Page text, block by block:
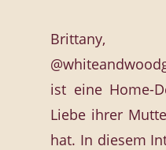
Brittany,
ist eine Home-
Liebe ihrer
hat. In diesem